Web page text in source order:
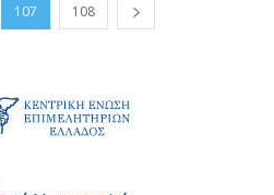
107 108